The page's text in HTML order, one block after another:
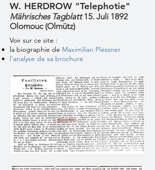
W. HERDROW "Telephotie"
Mährisches Tagblatt15. Juli 1892
Olomouc (Olmütz)
Voir sur ce site :
la biographie de Maximilian Plessner
l'analyse de sa brochure